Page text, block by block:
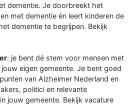
dementie. Je doorbreekt het
met dementie én leert kinderen de
dementie te begrijpen. Bekijk
: je bent dé stem voor mensen met
eigen gemeente. Je bent goed
van Alzheimer Nederland en
politici en relevante
jouw gemeente. Bekijk vacature